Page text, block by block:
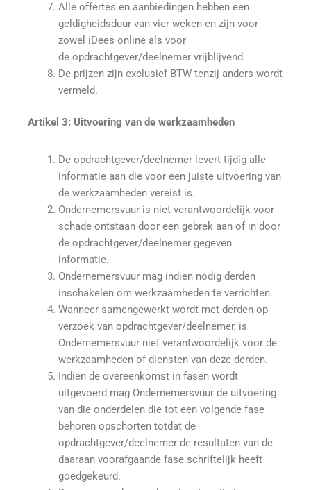
Alle offertes en aanbiedingen hebben een
geldigheidsduur van vier weken en zijn voor
zowel iDees online als voor
de opdrachtgever/deelnemer vrijblijvend.
De prijzen zijn exclusief BTW tenzij anders wordt
vermeld.
Artikel 3: Uitvoering van de werkzaamheden
De opdrachtgever/deelnemer levert tijdig alle
informatie aan die voor een juiste uitvoering van
de werkzaamheden vereist is.
Ondernemersvuur is niet verantwoordelijk voor
schade ontstaan door een gebrek aan of in door
de opdrachtgever/deelnemer gegeven
informatie.
Ondernemersvuur mag indien nodig derden
inschakelen om werkzaamheden te verrichten.
Wanneer samengewerkt wordt met derden op
verzoek van opdrachtgever/deelnemer, is
Ondernemersvuur niet verantwoordelijk voor de
werkzaamheden of diensten van deze derden.
Indien de overeenkomst in fasen wordt
uitgevoerd mag Ondernemersvuur de uitvoering
van die onderdelen die tot een volgende fase
behoren opschorten totdat de
opdrachtgever/deelnemer de resultaten van de
daaraan voorafgaande fase schriftelijk heeft
goedgekeurd.